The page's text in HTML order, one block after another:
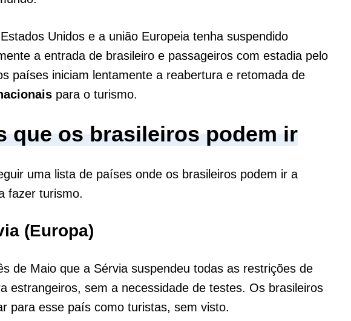
Unidos e a união Europeia tenha suspendido
a entrada de brasileiro e passageiros com estadia pelo
países iniciam lentamente a reabertura e retomada de
para o turismo.
que os brasileiros podem ir
uma lista de países onde os brasileiros podem ir a
fazer turismo.
(Europa)
de Maio que a Sérvia suspendeu todas as restrições de
estrangeiros, sem a necessidade de testes. Os brasileiros
para esse país como turistas, sem visto.